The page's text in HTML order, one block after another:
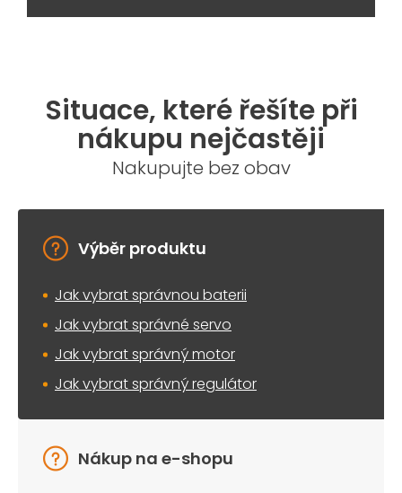
Situace, které řešíte při
nákupu nejčastěji
Nakupujte bez obav
Výběr produktu
Jak vybrat správnou baterii
Jak vybrat správné servo
Jak vybrat správný motor
Jak vybrat správný regulátor
Nákup na e-shopu